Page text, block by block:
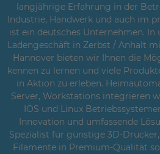
langjährige Erfahrung in der
Industrie, Handwerk und auch im
ist ein deutsches Unternehmen.
Ladengeschäft in Zerbst / Anhalt
Hannover bieten wir Ihnen die
kennen zu lernen und viele
in Aktion zu erleben.
Server, Workstations integrieren
IOS und Linux
Innovation und umfassende
Spezialist für günstige 3D-
Filamente in Premium-Qualität